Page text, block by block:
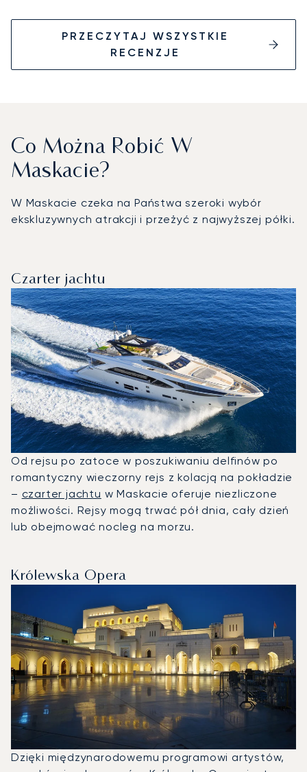
PRZECZYTAJ WSZYSTKIE
RECENZJE
Co Można Robić W
Maskacie?
W Maskacie czeka na Państwa szeroki wybór
ekskluzywnych atrakcji i przeżyć z najwyższej półki.
Czarter jachtu
Od rejsu po zatoce w poszukiwaniu delfinów po
romantyczny wieczorny rejs z kolacją na pokładzie
– czarter jachtu w Maskacie oferuje niezliczone
możliwości. Rejsy mogą trwać pół dnia, cały dzień
lub obejmować nocleg na morzu.
Królewska Opera
Dzięki międzynarodowemu programowi artystów,